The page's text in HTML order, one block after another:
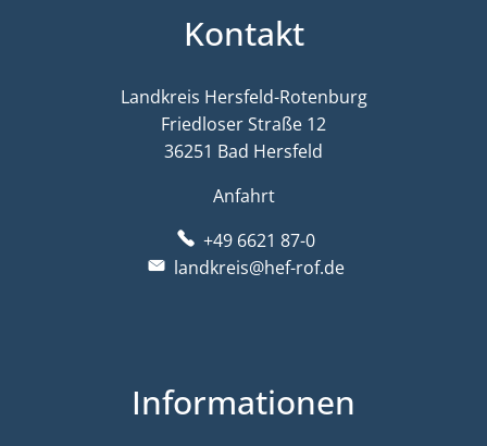
Kontakt
Landkreis Hersfeld-Rotenburg
Friedloser Straße 12
36251 Bad Hersfeld
Anfahrt
+49 6621 87-0
landkreis@hef-rof.de
Informationen